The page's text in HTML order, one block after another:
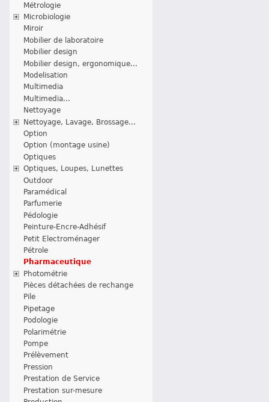
Métrologie
Microbiologie
Miroir
Mobilier de laboratoire
Mobilier design
Mobilier design, ergonomique...
Modelisation
Multimedia
Multimedia...
Nettoyage
Nettoyage, Lavage, Brossage...
Option
Option (montage usine)
Optiques
Optiques, Loupes, Lunettes
Outdoor
Paramédical
Parfumerie
Pédologie
Peinture-Encre-Adhésif
Petit Electroménager
Pétrole
Pharmaceutique
Photométrie
Pièces détachées de rechange
Pile
Pipetage
Podologie
Polarimétrie
Pompe
Prélèvement
Pression
Prestation de Service
Prestation sur-mesure